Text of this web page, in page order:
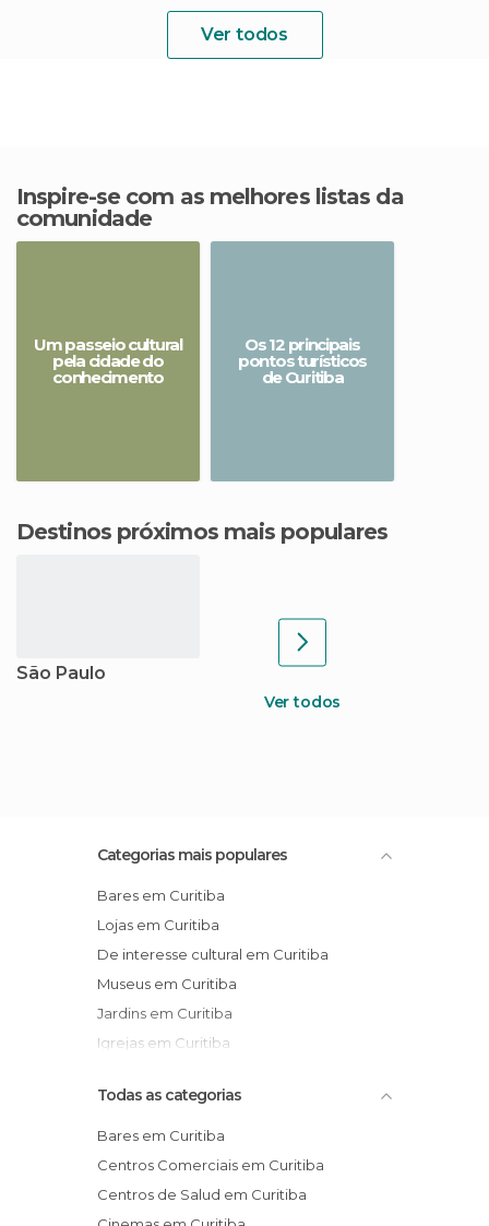
Ver todos
Inspire-se com as melhores listas da
comunidade
Um passeio cultural
pela cidade do
conhecimento
Os 12 principais
pontos turísticos
de Curitiba
Destinos próximos mais populares
São Paulo
Ver todos
Categorias mais populares
Bares em Curitiba
Lojas em Curitiba
De interesse cultural em Curitiba
Museus em Curitiba
Jardins em Curitiba
Igrejas em Curitiba
Todas as categorias
Bares em Curitiba
Centros Comerciais em Curitiba
Centros de Salud em Curitiba